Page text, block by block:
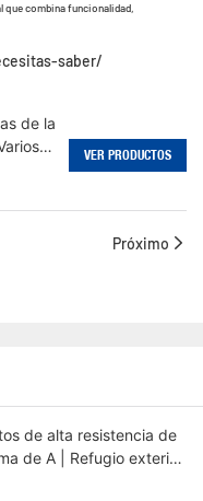
que combina funcionalidad,
saber/
de la
VER PRODUCTOS
Próximo
de alta resistencia de
de A | Refugio exterior